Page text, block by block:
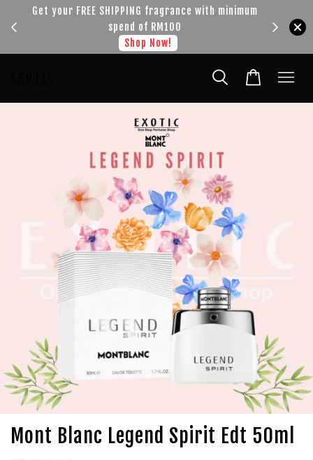
Get your FREE SHIPPING fragrance with minimum
spend of RM100
Shop Now!
Mont Blanc Legend Spirit Edt 50ml